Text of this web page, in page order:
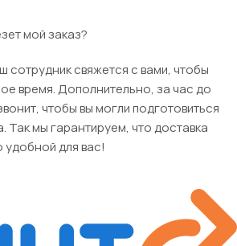
мой заказ?
сотрудник свяжется с вами, чтобы
время. Дополнительно, за час до
чтобы вы могли подготовиться
Так мы гарантируем, что доставка
для вас!